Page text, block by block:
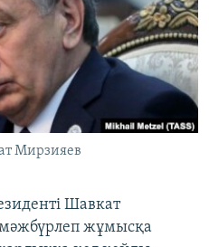
Мирзияев
Шавкат
мәжбүрлеп жұмысқа